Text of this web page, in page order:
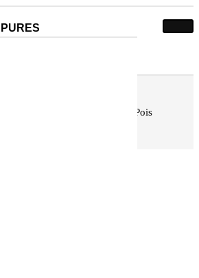
Pois, Gesse, Lentilles et Pois
D'HIVER BIO